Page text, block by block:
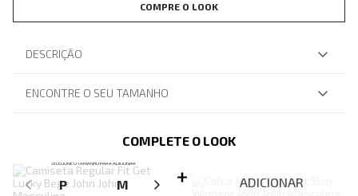
COMPRE O LOOK
DESCRIÇÃO
ENCONTRE O SEU TAMANHO
COMPLETE O LOOK
SELECIONE O TAMANHO PARA ADICIONAR
P M G GG
ADICIONAR